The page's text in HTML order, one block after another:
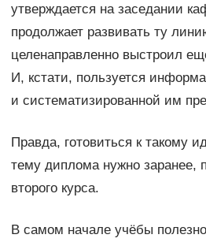
утверждается на заседании
продолжает развивать ту
целенаправленно выстроил
И, кстати, пользуется
и систематизированной им
Правда, готовиться к такому
тему диплома нужно заранее,
второго курса.
В самом начале учёбы